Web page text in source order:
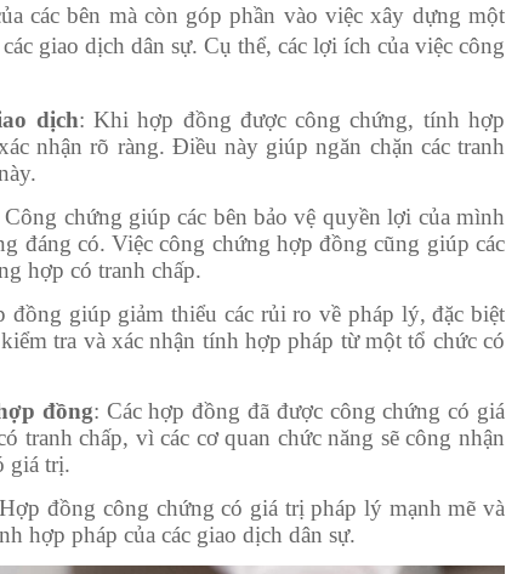
các bên mà còn góp phần vào việc xây dựng một
giao dịch dân sự. Cụ thể, các lợi ích của việc công
dịch: Khi hợp đồng được công chứng, tính hợp
nhận rõ ràng. Điều này giúp ngăn chặn các tranh
Công chứng giúp các bên bảo vệ quyền lợi của mình
đáng có. Việc công chứng hợp đồng cũng giúp các
hợp có tranh chấp.
đồng giúp giảm thiểu các rủi ro về pháp lý, đặc biệt
tra và xác nhận tính hợp pháp từ một tổ chức có
đồng: Các hợp đồng đã được công chứng có giá
tranh chấp, vì các cơ quan chức năng sẽ công nhận
giá trị.
đồng công chứng có giá trị pháp lý mạnh mẽ và
hợp pháp của các giao dịch dân sự.